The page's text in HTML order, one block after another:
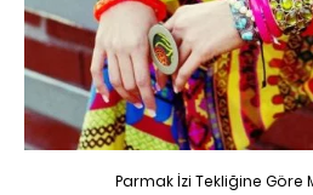
Parmak İzi Tekliğine Göre